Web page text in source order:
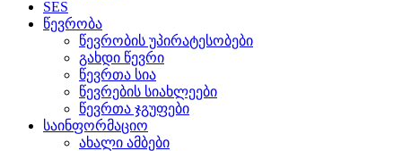
SES
წევრობა
წევრობის უპირატესობები
გახდი წევრი
წევრთა სია
წევრების სიახლეები
წევრთა ჯგუფები
საინფორმაციო
ახალი ამბები